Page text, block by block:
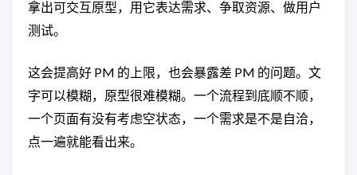
拿出可交互原型，用它表达需求、争取资源、做用户
测试。
这会提高好 PM 的上限，也会暴露差 PM 的问题。文
字可以模糊，原型很难模糊。一个流程到底顺不顺，
一个页面有没有考虑空状态，一个需求是不是自洽，
点一遍就能看出来。